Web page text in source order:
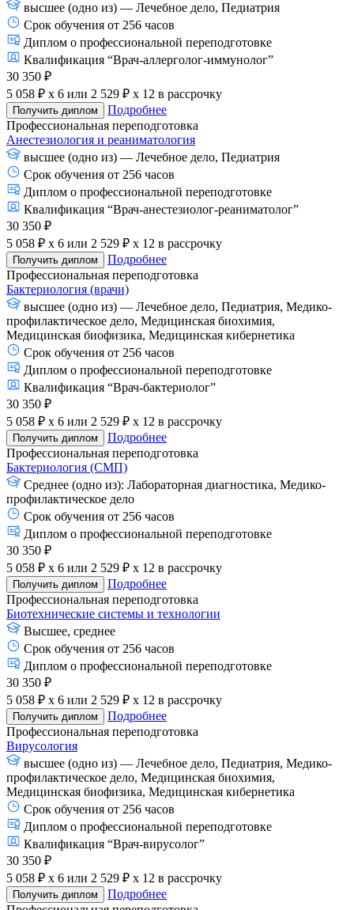
высшее (одно из) — Лечебное дело, Педиатрия
Срок обучения от 256 часов
Диплом о профессиональной переподготовке
Квалификация “Врач-аллерголог-иммунолог”
30 350 ₽
5 058 ₽ x 6 или 2 529 ₽ x 12 в рассрочку
Получить диплом
Подробнее
Профессиональная переподготовка
Анестезиология и реаниматология
высшее (одно из) — Лечебное дело, Педиатрия
Срок обучения от 256 часов
Диплом о профессиональной переподготовке
Квалификация “Врач-анестезиолог-реаниматолог”
30 350 ₽
5 058 ₽ x 6 или 2 529 ₽ x 12 в рассрочку
Получить диплом
Подробнее
Профессиональная переподготовка
Бактериология (врачи)
высшее (одно из) — Лечебное дело, Педиатрия, Медико-
профилактическое дело, Медицинская биохимия,
Медицинская биофизика, Медицинская кибернетика
Срок обучения от 256 часов
Диплом о профессиональной переподготовке
Квалификация “Врач-бактериолог”
30 350 ₽
5 058 ₽ x 6 или 2 529 ₽ x 12 в рассрочку
Получить диплом
Подробнее
Профессиональная переподготовка
Бактериология (СМП)
Среднее (одно из): Лабораторная диагностика, Медико-
профилактическое дело
Срок обучения от 256 часов
Диплом о профессиональной переподготовке
30 350 ₽
5 058 ₽ x 6 или 2 529 ₽ x 12 в рассрочку
Получить диплом
Подробнее
Профессиональная переподготовка
Биотехнические системы и технологии
Высшее, среднее
Срок обучения от 256 часов
Диплом о профессиональной переподготовке
30 350 ₽
5 058 ₽ x 6 или 2 529 ₽ x 12 в рассрочку
Получить диплом
Подробнее
Профессиональная переподготовка
Вирусология
высшее (одно из) — Лечебное дело, Педиатрия, Медико-
профилактическое дело, Медицинская биохимия,
Медицинская биофизика, Медицинская кибернетика
Срок обучения от 256 часов
Диплом о профессиональной переподготовке
Квалификация “Врач-вирусолог”
30 350 ₽
5 058 ₽ x 6 или 2 529 ₽ x 12 в рассрочку
Получить диплом
Подробнее